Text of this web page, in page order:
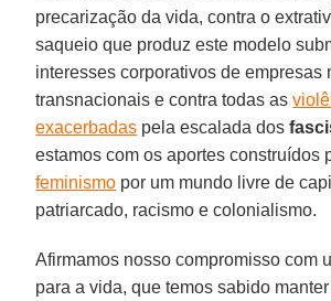
precarização da vida, contra o
saqueio que produz este modelo
interesses corporativos de empresas
transnacionais e contra todas as
exacerbadas pela escalada dos
estamos com os aportes construídos
feminismo por um mundo livre de
patriarcado, racismo e colonialismo.
Afirmamos nosso compromisso com
para a vida, que temos sabido